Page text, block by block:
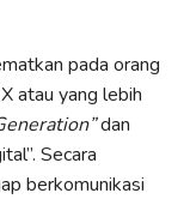
pada orang
atau yang lebih
dan
Secara
berkomunikasi